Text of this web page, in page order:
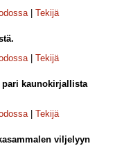
| Tekijä
| Tekijä
pari kaunokirjallista
| Tekijä
viljelyyn